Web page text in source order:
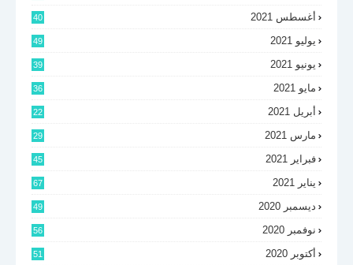
أغسطس 2021 40
يوليو 2021 49
يونيو 2021 39
مايو 2021 36
أبريل 2021 22
مارس 2021 29
فبراير 2021 45
يناير 2021 67
ديسمبر 2020 49
نوفمبر 2020 56
أكتوبر 2020 51